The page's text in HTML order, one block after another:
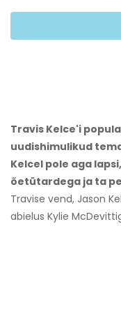
Travis Kelce'i
uudishimulikud
Kelcel pole aga
õetütardega ja ta
Travise vend, Jason
abielus Kylie